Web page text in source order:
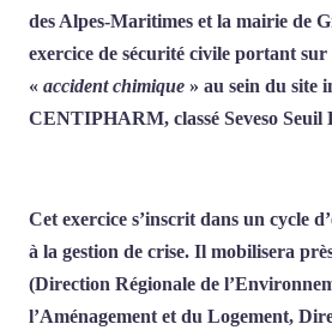
des Alpes-Maritimes et la mairie de
exercice de sécurité civile portant
« accident chimique » au sein du site
CENTIPHARM, classé Seveso Seuil
Cet exercice s’inscrit dans un cycle
à la gestion de crise. Il mobilisera
(Direction Régionale de
l’Aménagement et du Logement,